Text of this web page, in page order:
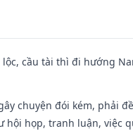
cầu tài thì đi hướng
chuyện đói kém, phải
họp, tranh luận, việc